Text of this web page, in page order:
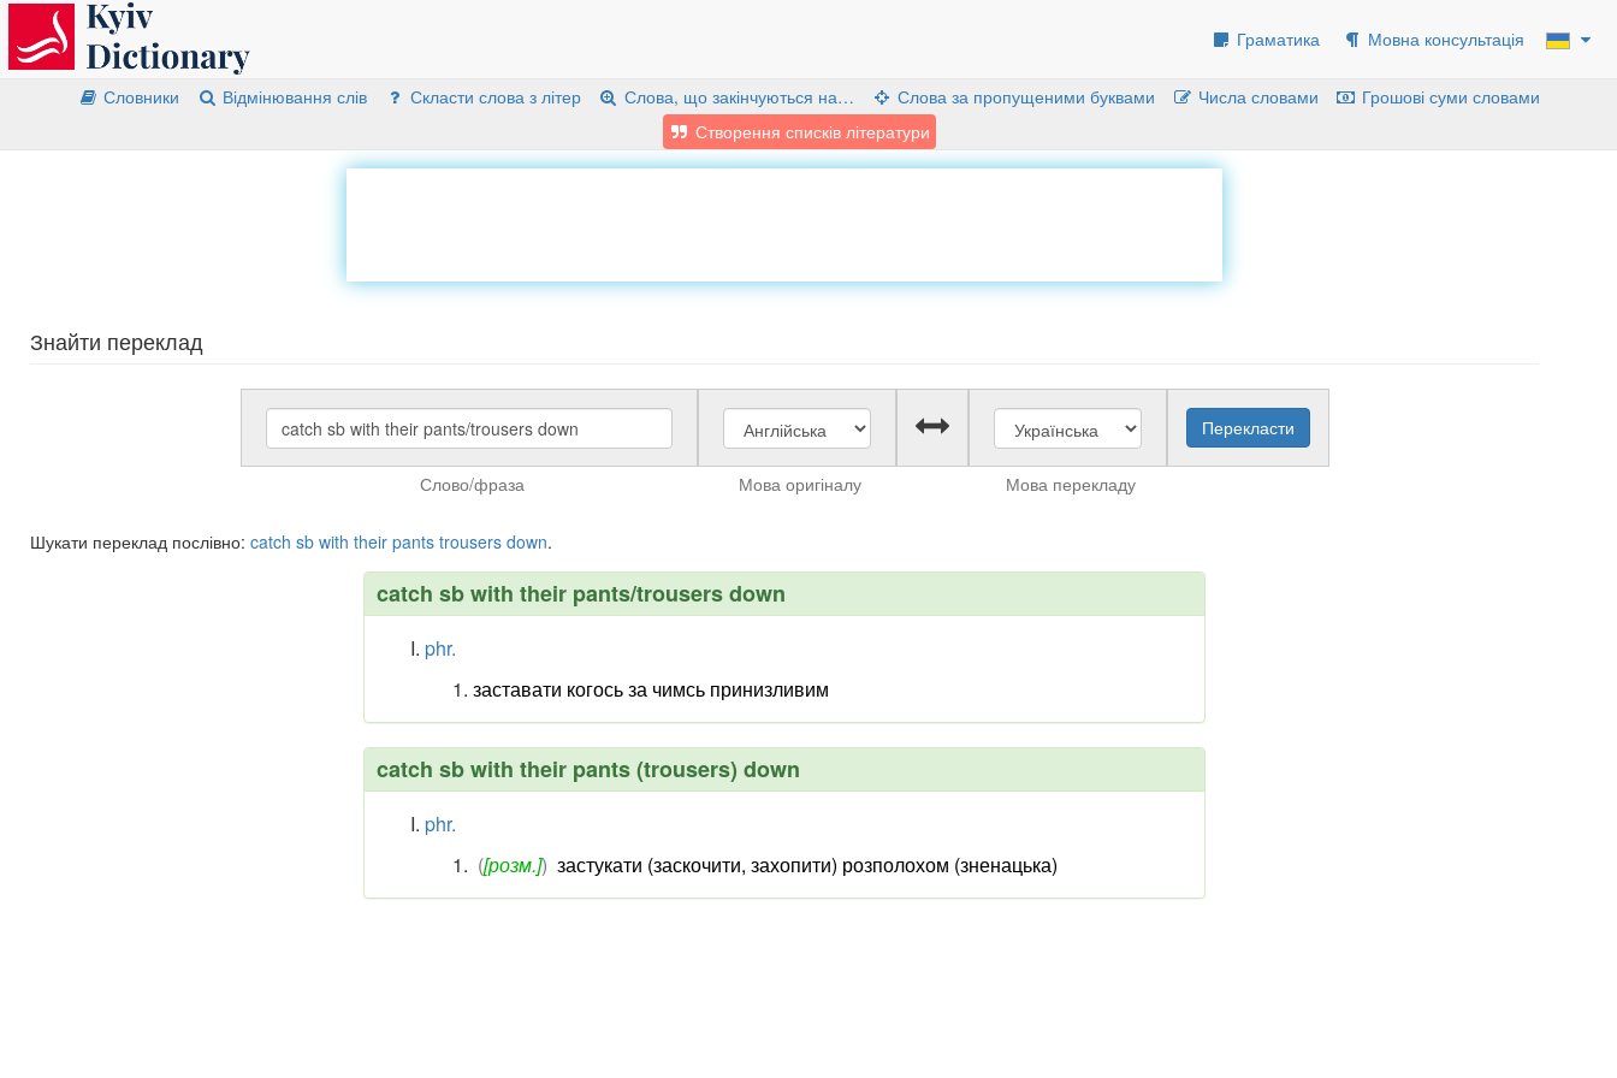
Граматика Мовна консультація
Словники Відмінювання слів Скласти слова з літер Слова, що закінчуються на… Слова за пропущеними буквами Числа словами
Грошові суми словами
Створення списків літератури
Знайти переклад
Слово/фраза Мова оригіналу Мова перекладу
Шукати переклад послівно: catch sb with their pants trousers down.
catch sb with their pants/trousers down
phr.
заставати когось за чимсь принизливим
catch sb with their pants (trousers) down
phr.
([розм.]) застукати (заскочити, захопити) розполохом (зненацька)